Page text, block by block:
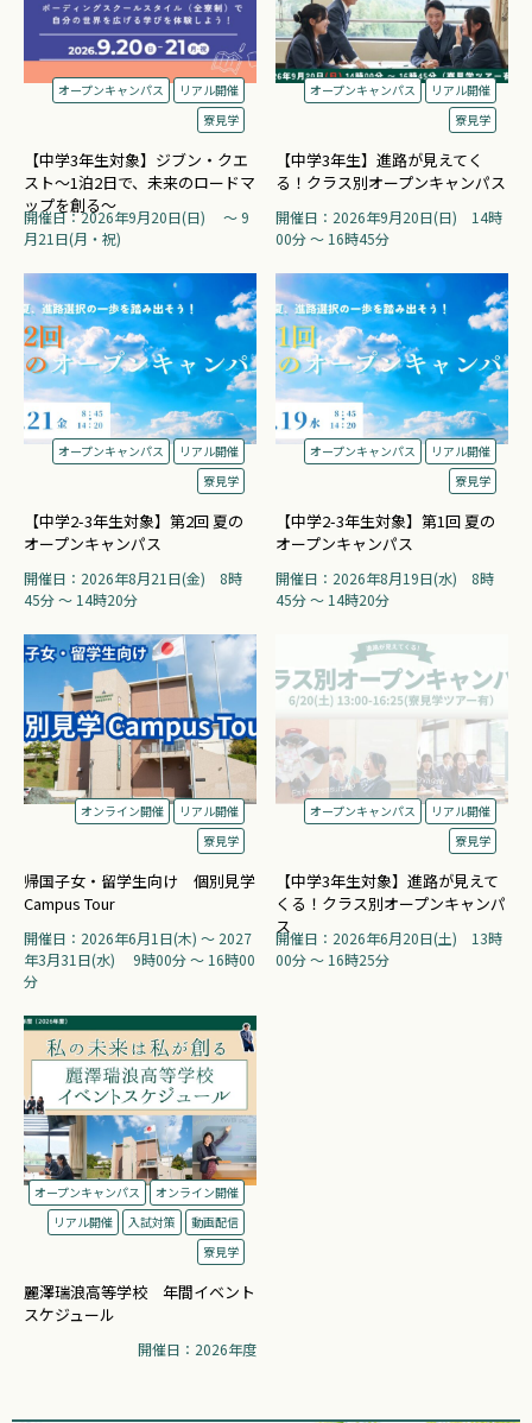
オープンキャンパス
リアル開催
寮見学
【中学3年生対象】ジブン・クエ
スト～1泊2日で、未来のロードマ
ップを創る～
開催日：2026年9月20日(日) 〜 9
月21日(月・祝)
オープンキャンパス
リアル開催
寮見学
【中学3年生】進路が見えてく
る！クラス別オープンキャンパス
開催日：2026年9月20日(日) 14時
00分 〜 16時45分
オープンキャンパス
リアル開催
寮見学
【中学2-3年生対象】第2回 夏の
オープンキャンパス
開催日：2026年8月21日(金) 8時
45分 〜 14時20分
オープンキャンパス
リアル開催
寮見学
【中学2-3年生対象】第1回 夏の
オープンキャンパス
開催日：2026年8月19日(水) 8時
45分 〜 14時20分
オンライン開催
リアル開催
寮見学
帰国子女・留学生向け 個別見学
Campus Tour
開催日：2026年6月1日(木) 〜 2027
年3月31日(水) 9時00分 〜 16時00
分
オープンキャンパス
リアル開催
寮見学
【中学3年生対象】進路が見えて
くる！クラス別オープンキャンパ
ス
開催日：2026年6月20日(土) 13時
00分 〜 16時25分
オープンキャンパス
オンライン開催
リアル開催
入試対策
動画配信
寮見学
麗澤瑞浪高等学校 年間イベント
スケジュール
開催日：2026年度